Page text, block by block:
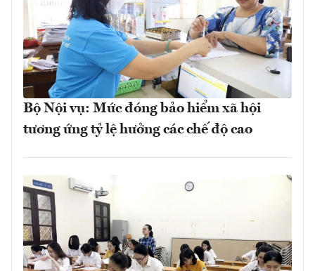
Bộ Nội vụ: Mức đóng bảo hiểm xã hội
tương ứng tỷ lệ hưởng các chế độ cao